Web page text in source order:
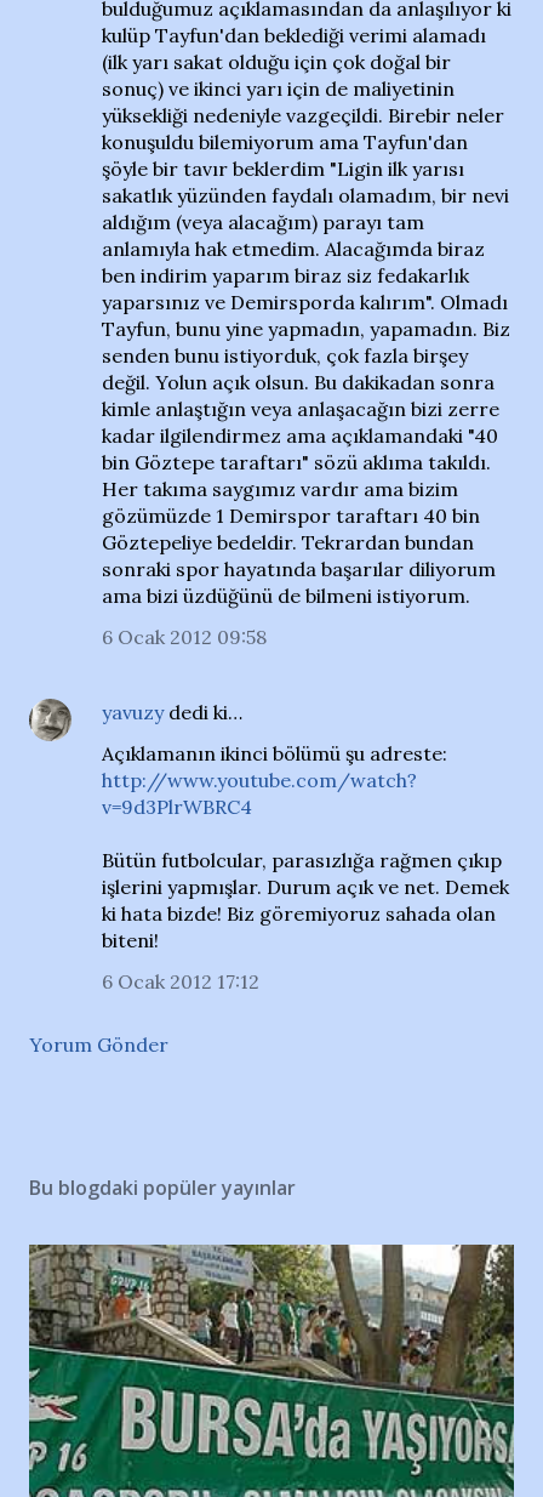
bulduğumuz açıklamasından da anlaşılıyor ki
kulüp Tayfun'dan beklediği verimi alamadı
(ilk yarı sakat olduğu için çok doğal bir
sonuç) ve ikinci yarı için de maliyetinin
yüksekliği nedeniyle vazgeçildi. Birebir neler
konuşuldu bilemiyorum ama Tayfun'dan
şöyle bir tavır beklerdim "Ligin ilk yarısı
sakatlık yüzünden faydalı olamadım, bir nevi
aldığım (veya alacağım) parayı tam
anlamıyla hak etmedim. Alacağımda biraz
ben indirim yaparım biraz siz fedakarlık
yaparsınız ve Demirsporda kalırım". Olmadı
Tayfun, bunu yine yapmadın, yapamadın. Biz
senden bunu istiyorduk, çok fazla birşey
değil. Yolun açık olsun. Bu dakikadan sonra
kimle anlaştığın veya anlaşacağın bizi zerre
kadar ilgilendirmez ama açıklamandaki "40
bin Göztepe taraftarı" sözü aklıma takıldı.
Her takıma saygımız vardır ama bizim
gözümüzde 1 Demirspor taraftarı 40 bin
Göztepeliye bedeldir. Tekrardan bundan
sonraki spor hayatında başarılar diliyorum
ama bizi üzdüğünü de bilmeni istiyorum.
6 Ocak 2012 09:58
yavuzydedi ki…
Açıklamanın ikinci bölümü şu adreste:
http://www.youtube.com/watch?
v=9d3PlrWBRC4
Bütün futbolcular, parasızlığa rağmen çıkıp
işlerini yapmışlar. Durum açık ve net. Demek
ki hata bizde! Biz göremiyoruz sahada olan
biteni!
6 Ocak 2012 17:12
Yorum Gönder
Bu blogdaki popüler yayınlar